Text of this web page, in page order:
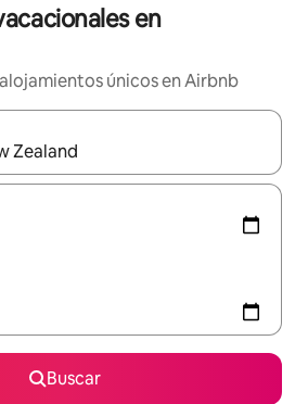
en
únicos en Airbnb
estén disponibles, navegá con las
Buscar